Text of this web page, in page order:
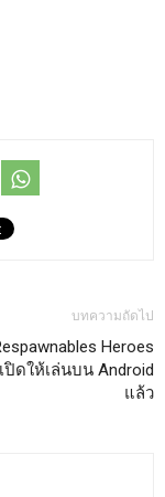
บทความถัดไป
Heroes
ปิดให้เล่นบน Android
แล้ว